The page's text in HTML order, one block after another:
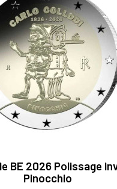
BE 2026 Polissage
Pinocchio